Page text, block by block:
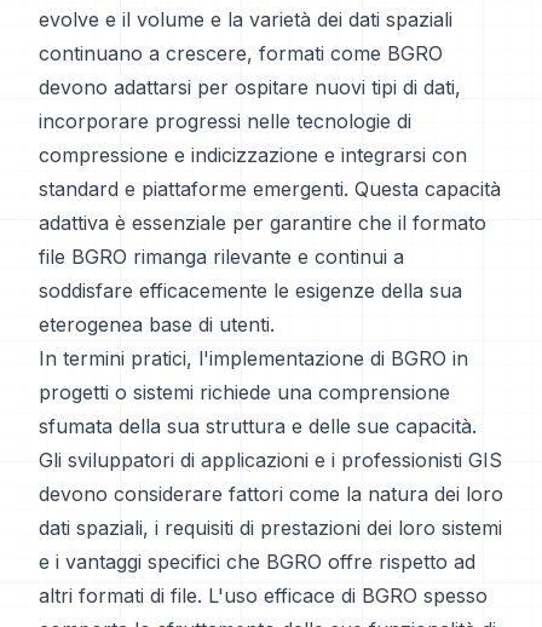
evolve e il volume e la varietà dei dati spaziali
continuano a crescere, formati come BGRO
devono adattarsi per ospitare nuovi tipi di dati,
incorporare progressi nelle tecnologie di
compressione e indicizzazione e integrarsi con
standard e piattaforme emergenti. Questa capacità
adattiva è essenziale per garantire che il formato
file BGRO rimanga rilevante e continui a
soddisfare efficacemente le esigenze della sua
eterogenea base di utenti.
In termini pratici, l'implementazione di BGRO in
progetti o sistemi richiede una comprensione
sfumata della sua struttura e delle sue capacità.
Gli sviluppatori di applicazioni e i professionisti GIS
devono considerare fattori come la natura dei loro
dati spaziali, i requisiti di prestazioni dei loro sistemi
e i vantaggi specifici che BGRO offre rispetto ad
altri formati di file. L'uso efficace di BGRO spesso